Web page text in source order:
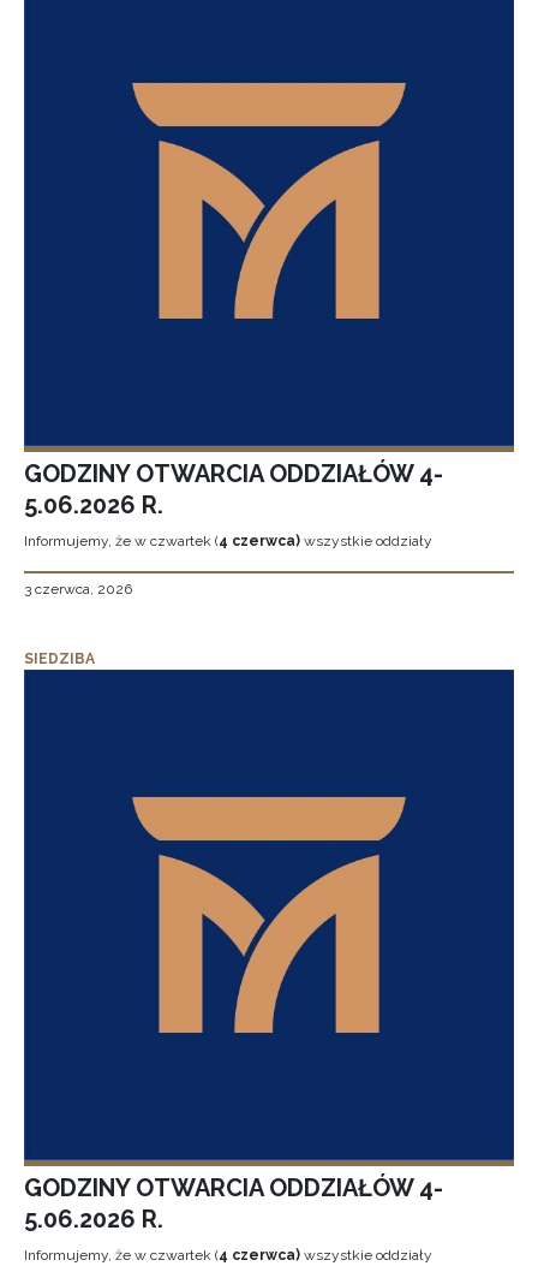
GODZINY OTWARCIA ODDZIAŁÓW 4-
5.06.2026 R.
Informujemy, że w czwartek (4 czerwca) wszystkie oddziały
3 czerwca, 2026
SIEDZIBA
GODZINY OTWARCIA ODDZIAŁÓW 4-
5.06.2026 R.
Informujemy, że w czwartek (4 czerwca) wszystkie oddziały